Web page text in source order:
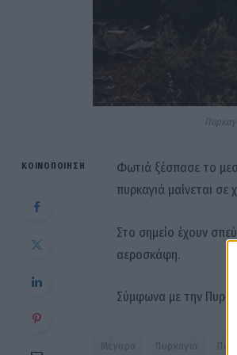
ΚΟΙΝΟΠΟΊΗΣΗ
Φωτιά ξέσπασε το
πυρκαγιά μαίνεται
Στο σημείο έχουν
αεροσκάφη.
Σύμφωνα με την
Μέγαρα Πυρκαγιά